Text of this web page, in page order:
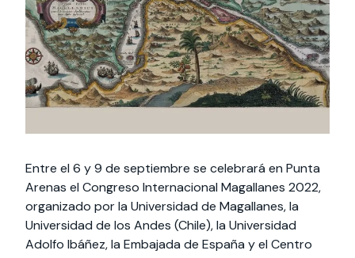
cursos
Especialidades y
estadías
Te puede
International
Facultades
interesar:
2025
vinculación con la
sociedad
Extensión Cultural
Te puede interesar:Filantropía y Donaciones
intercambio
Servicios y apoyos
Te puede
interesar:
Explora el campus
Uandes
Noticias
estudiantiles
Entre el 6 y 9 de septiembre se celebrará en Punta
Arenas el Congreso Internacional Magallanes 2022,
organizado por la Universidad de Magallanes, la
Universidad de los Andes (Chile), la Universidad
Adolfo Ibáñez, la Embajada de España y el Centro